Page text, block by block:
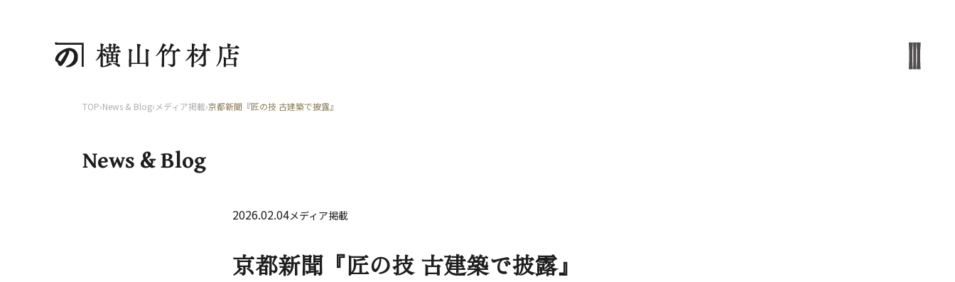
TOP›News & Blog› メディア掲載›京都新聞『匠の技 古建築で披露』
News & Blog
2026.02.04メディア掲載
京都新聞『匠の技 古建築で披露』